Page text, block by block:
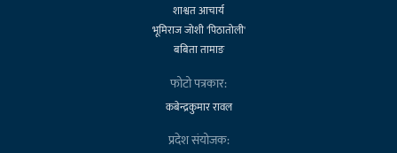
शाश्वत आचार्य
भूमिराज जोशी 'पिठातोली'
बबिता तामाङ
फोटो पत्रकार:
कबेन्द्रकुमार रावल
प्रदेश संयोजक: